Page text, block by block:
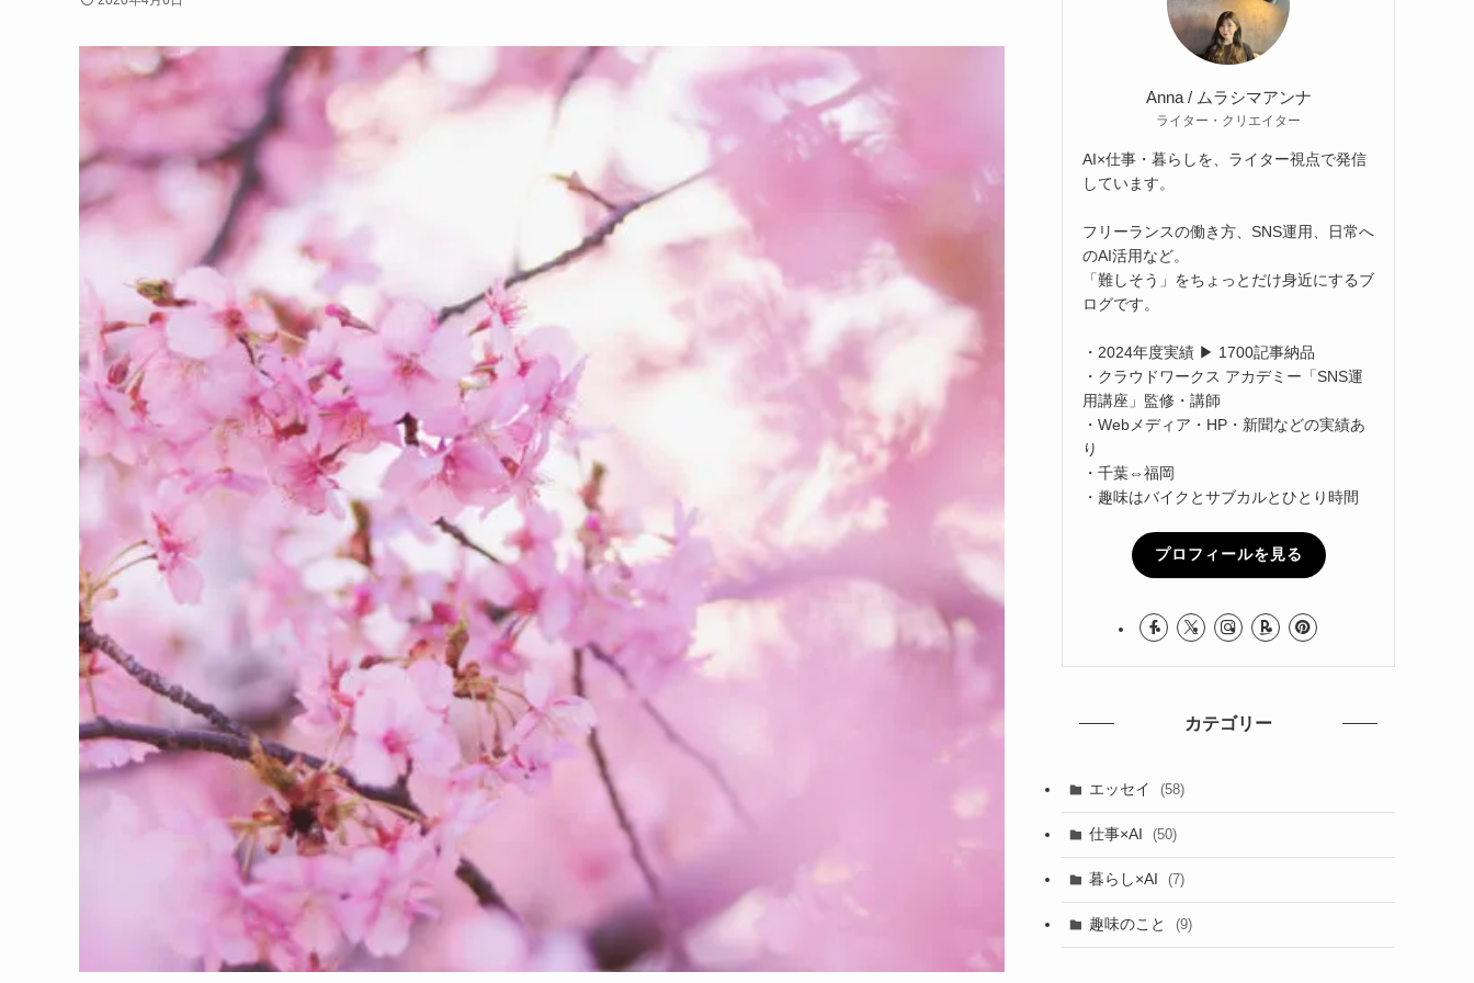
Anna / ムラシマアンナ
ライター・クリエイター
AI×仕事・暮らしを、ライター視点で発信
しています。
フリーランスの働き方、SNS運用、日常へ
のAI活用など。
「難しそう」をちょっとだけ身近にするブ
ログです。
・2024年度実績 ▶ 1700記事納品
・クラウドワークス アカデミー「SNS運
用講座」監修・講師
・Webメディア・HP・新聞などの実績あ
り
・千葉⇔福岡
・趣味はバイクとサブカルとひとり時間
プロフィールを見る
カテゴリー
エッセイ (58)
仕事×AI (50)
暮らし×AI (7)
趣味のこと (9)